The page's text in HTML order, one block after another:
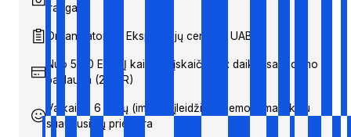
įranga
Organizatorius: Ekspozicijų centras, UAB
Nuo 5,00 EUR; Į kainą neįskaičiuota: daiktų saugojimo
paslauga (2 EUR)
Vaikai iki 6 metų (imtinai) įleidžiami nemokamai tik su
suaugusiųjų priežiūra